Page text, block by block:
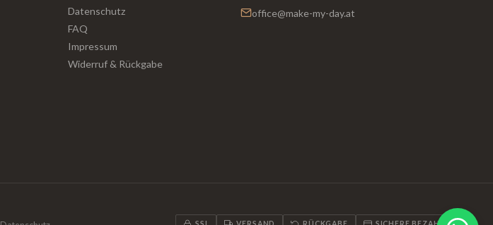
Datenschutz
FAQ
Impressum
Widerruf & Rückgabe
office@make-my-day.at